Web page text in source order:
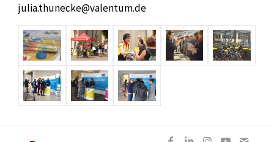
julia.thunecke@valentum.de